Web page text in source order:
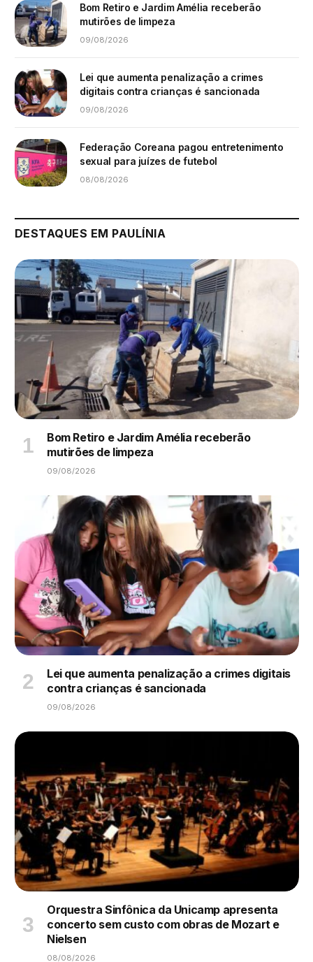
Bom Retiro e Jardim Amélia receberão
mutirões de limpeza
09/08/2026
Lei que aumenta penalização a crimes
digitais contra crianças é sancionada
09/08/2026
Federação Coreana pagou entretenimento
sexual para juízes de futebol
08/08/2026
DESTAQUES EM PAULÍNIA
Bom Retiro e Jardim Amélia receberão
mutirões de limpeza
09/08/2026
Lei que aumenta penalização a crimes digitais
contra crianças é sancionada
09/08/2026
Orquestra Sinfônica da Unicamp apresenta
concerto sem custo com obras de Mozart e
Nielsen
08/08/2026